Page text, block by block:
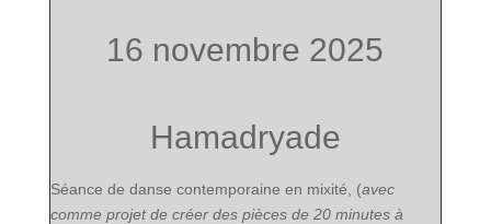
16 novembre 2025
Hamadryade
Séance de danse contemporaine en mixité, (avec
comme projet de créer des pièces de 20 minutes à